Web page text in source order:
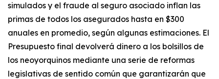
simulados y el fraude al seguro asociado inflan las
primas de todos los asegurados hasta en $300
anuales en promedio, según algunas estimaciones. El
Presupuesto final devolverá dinero a los bolsillos de
los neoyorquinos mediante una serie de reformas
legislativas de sentido común que garantizarán que